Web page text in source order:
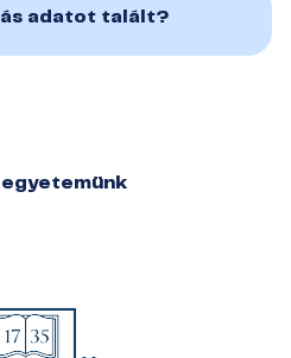
adatot talált?
egyetemünk